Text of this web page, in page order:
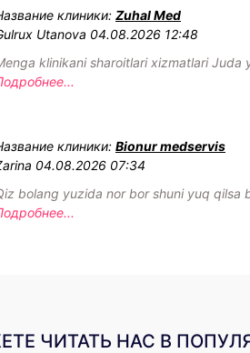
клиники: Zuhal Med
Utanova 04.08.2026 12:48
klinikani sharoitlari xizmatlari Juda
клиники: Bionur medservis
04.08.2026 07:34
bolang yuzida nor bor shuni yuq qilsa
ЧИТАТЬ НАС В